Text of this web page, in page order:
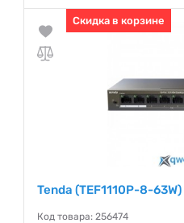
Скидка в корзине
Tenda (TEF1110P-8-63W)
Код товара: 256474